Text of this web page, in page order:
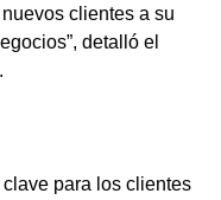
clientes a su
detalló el
clave para los clientes